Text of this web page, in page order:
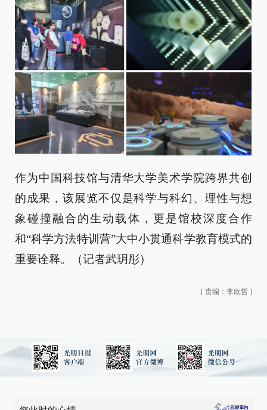
作为中国科技馆与清华大学美术学院跨界共创
的成果，该展览不仅是科学与科幻、理性与想
象碰撞融合的生动载体，更是馆校深度合作
和“科学方法特训营”大中小贯通科学教育模式的
重要诠释。（记者武玥彤）
[ 责编：李欣哲 ]